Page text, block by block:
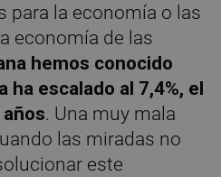
para la economía o las
economía de las
hemos conocido
ha escalado al 7,4%, el
. Una muy mala
las miradas no
este